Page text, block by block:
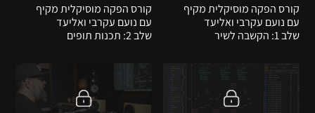
קורס הפקה מוסיקלית מקיף
עם נועם עקרבי ואליעד
שלב 1: הקשבה לשיר
קורס הפקה מוסיקלית מקיף
עם נועם עקרבי ואליעד
שלב 2: תכנות תופים